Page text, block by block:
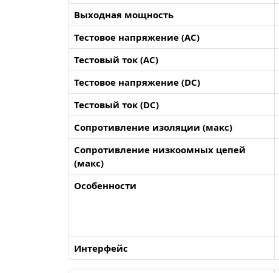
Выходная мощность
Тестовое напряжение (AC)
Тестовый ток (AC)
Тестовое напряжение (DC)
Тестовый ток (DC)
Сопротивление изоляции (макс)
Сопротивление низкоомных цепей
(макс)
Особенности
Интерфейс